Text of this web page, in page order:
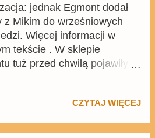
jednak Egmont dodał
z Mikim do wrześniowych
Więcej informacji w
tekście . W sklepie
tuż przed chwilą pojawiły
przedstawionymi w
niezwykle istotnych
CZYTAJ WIĘCEJ